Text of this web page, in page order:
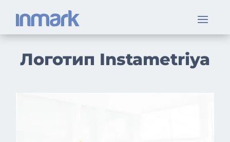
Логотип Instametriya